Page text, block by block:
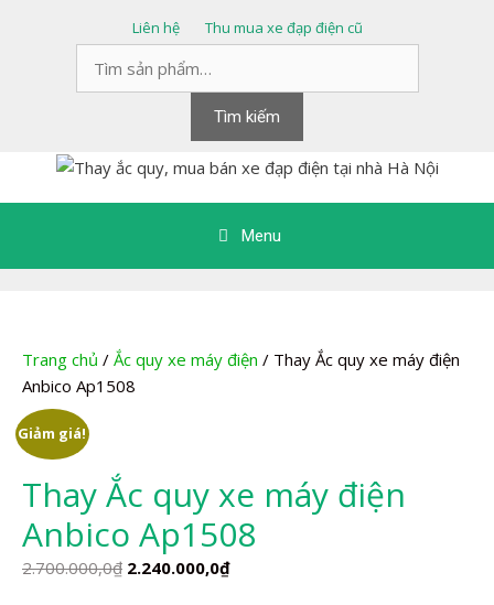
Liên hệ
Thu mua xe đạp điện cũ
kiếm:
Tìm kiếm
Menu
Trang chủ / Ắc quy xe máy điện / Thay Ắc quy xe máy điện
Anbico Ap1508
Giảm giá!
Thay Ắc quy xe máy điện
Anbico Ap1508
2.700.000,0₫ Giá
2.240.000,0₫Giá